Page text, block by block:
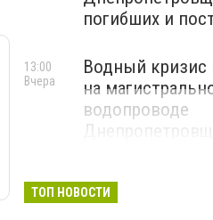
погибших и
Водный кризис
на
водопроводе
13:00
Вчера
ТОП НОВОСТИ